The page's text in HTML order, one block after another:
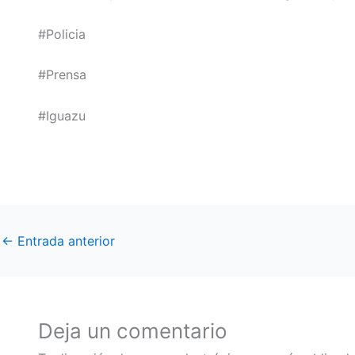
#Policia
#Prensa
#Iguazu
← Entrada anterior
Deja un comentario